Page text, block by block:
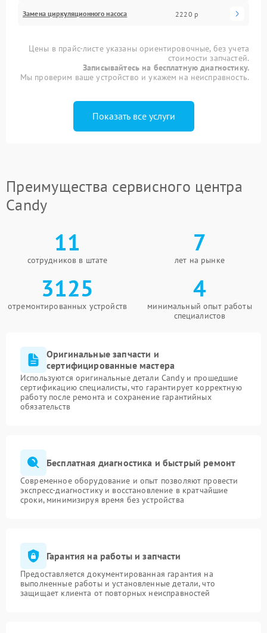
Замена циркуляционного насоса 2220 р
Цены в прайс-листе указаны ориентировочные, без учета
стоимости запчастей.
Записывайтесь на бесплатную диагностику.
Мы проверим ваше устройство и укажем на неисправность.
Показать все услуги
Преимущества сервисного центра
Candy
11
сотрудников в штате
7
лет на рынке
3125
отремонтированных устройств
4
минимальный опыт работы
специалистов
Оригинальные запчасти и
сертифицированные мастера
Используются оригинальные детали Candy и прошедшие
сертификацию специалисты, что гарантирует корректную
работу после ремонта и сохранение гарантийных
обязательств
Бесплатная диагностика и быстрый ремонт
Современное оборудование и опыт позволяют провести
экспресс-диагностику и восстановление в кратчайшие
сроки, минимизируя время без устройства
Гарантия на работы и запчасти
Предоставляется документированная гарантия на
выполненные работы и установленные детали, что
защищает клиента от повторных неисправностей